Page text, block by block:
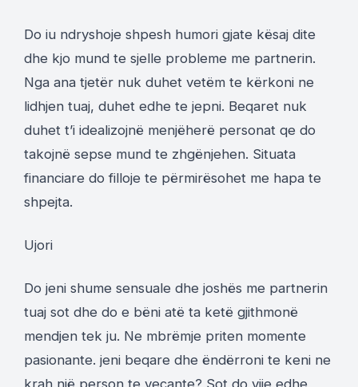
Do iu ndryshoje shpesh humori gjate kësaj dite
dhe kjo mund te sjelle probleme me partnerin.
Nga ana tjetër nuk duhet vetëm te kërkoni ne
lidhjen tuaj, duhet edhe te jepni. Beqaret nuk
duhet t’i idealizojnë menjëherë personat qe do
takojnë sepse mund te zhgënjehen. Situata
financiare do filloje te përmirësohet me hapa te
shpejta.
Ujori
Do jeni shume sensuale dhe joshës me partnerin
tuaj sot dhe do e bëni atë ta ketë gjithmonë
mendjen tek ju. Ne mbrëmje priten momente
pasionante. jeni beqare dhe ëndërroni te keni ne
krah një person te veçante? Sot do vije edhe